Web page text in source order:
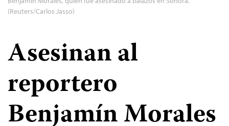
(Reuters/Carlos Jasso)
Asesinan al
reportero
Benjamín Morales